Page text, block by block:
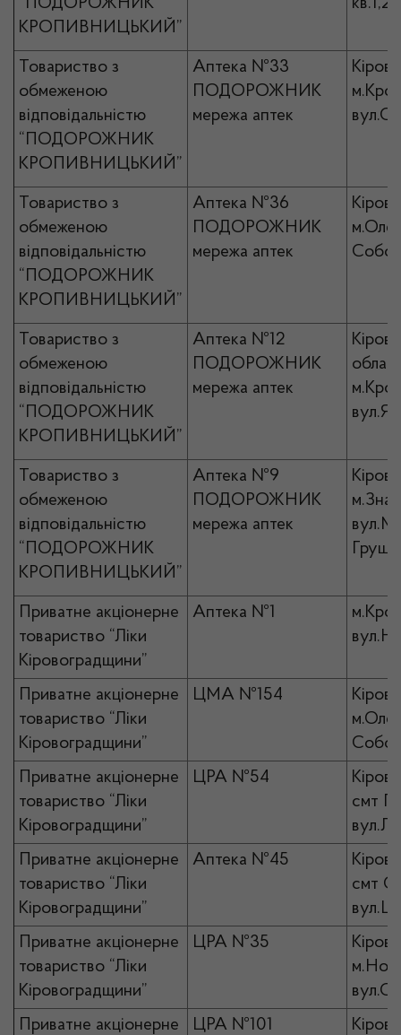
“ПОДОРОЖНИК
КРОПИВНИЦЬКИЙ”
кв.1,2
Товариство з
обмеженою
відповідальністю
“ПОДОРОЖНИК
КРОПИВНИЦЬКИЙ”
Аптека №33
ПОДОРОЖНИК
мережа аптек
Товариство з
обмеженою
відповідальністю
“ПОДОРОЖНИК
КРОПИВНИЦЬКИЙ”
Аптека №36
ПОДОРОЖНИК
мережа аптек
Товариство з
обмеженою
відповідальністю
“ПОДОРОЖНИК
КРОПИВНИЦЬКИЙ”
Аптека №12
ПОДОРОЖНИК
мережа аптек
Товариство з
обмеженою
відповідальністю
“ПОДОРОЖНИК
КРОПИВНИЦЬКИЙ”
Аптека №9
ПОДОРОЖНИК
мережа аптек
Приватне акціонерне
товариство “Ліки
Кіровоградщини”
Аптека №1
Приватне акціонерне
товариство “Ліки
Кіровоградщини”
ЦМА №154
Приватне акціонерне
товариство “Ліки
Кіровоградщини”
ЦРА №54
смт
Приватне акціонерне
товариство “Ліки
Кіровоградщини”
Аптека №45
смт
Приватне акціонерне
товариство “Ліки
Кіровоградщини”
ЦРА №35
Приватне акціонерне
ЦРА №101